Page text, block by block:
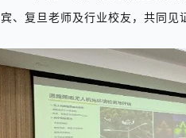
宾、复旦老师及行业校友，共同见